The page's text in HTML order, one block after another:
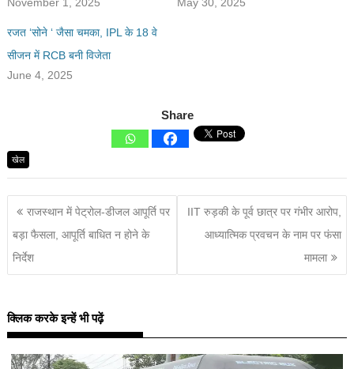
November 1, 2025 May 30, 2025
रजत ‘सोने ‘ जैसा चमका, IPL के 18 वे
सीजन में RCB बनी विजेता
June 4, 2025
Share
खेल
राजस्थान में पेट्रोल-डीजल आपूर्ति पर
बड़ा फैसला, आपूर्ति बाधित न होने के
निर्देश
IIT रुड़की के पूर्व छात्र पर गंभीर आरोप,
आध्यात्मिक प्रवचन के नाम पर फंसा
मामला
क्लिक करके इन्हें भी पढ़ें